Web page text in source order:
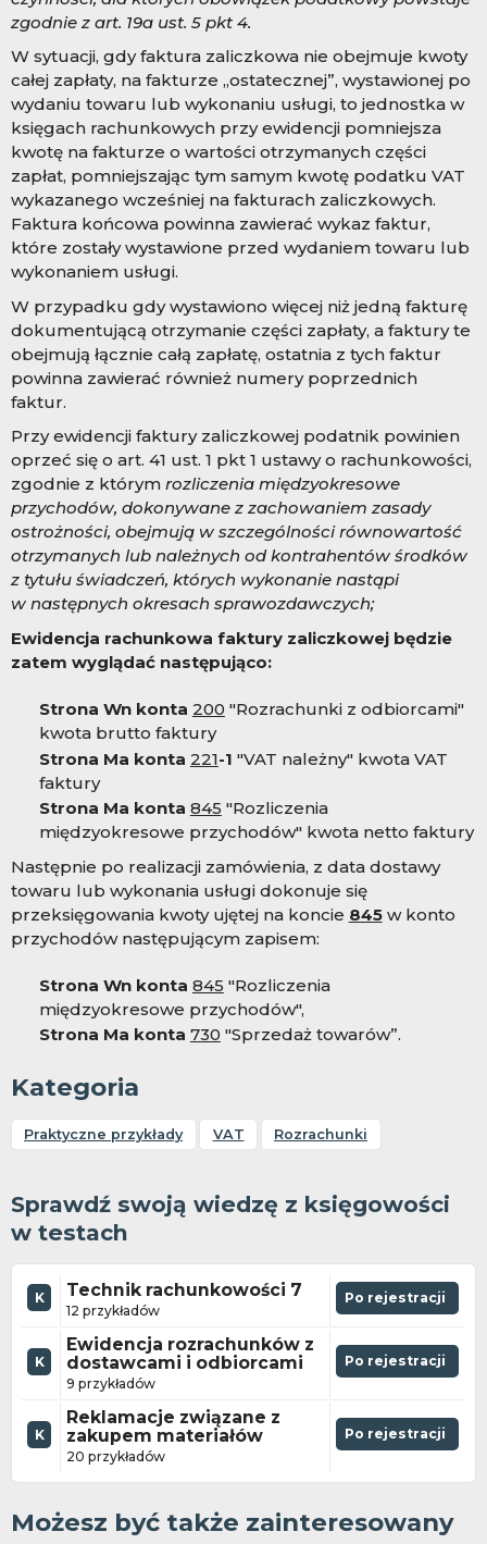
zgodnie z art. 19a ust. 5 pkt 4.
W sytuacji, gdy faktura zaliczkowa nie obejmuje kwoty
całej zapłaty, na fakturze „ostatecznej”, wystawionej po
wydaniu towaru lub wykonaniu usługi, to jednostka w
księgach rachunkowych przy ewidencji pomniejsza
kwotę na fakturze o wartości otrzymanych części
zapłat, pomniejszając tym samym kwotę podatku VAT
wykazanego wcześniej na fakturach zaliczkowych.
Faktura końcowa powinna zawierać wykaz faktur,
które zostały wystawione przed wydaniem towaru lub
wykonaniem usługi.
W przypadku gdy wystawiono więcej niż jedną fakturę
dokumentującą otrzymanie części zapłaty, a faktury te
obejmują łącznie całą zapłatę, ostatnia z tych faktur
powinna zawierać również numery poprzednich
faktur.
Przy ewidencji faktury zaliczkowej podatnik powinien
oprzeć się o art. 41 ust. 1 pkt 1 ustawy o rachunkowości,
zgodnie z którym rozliczenia międzyokresowe
przychodów, dokonywane z zachowaniem zasady
ostrożności, obejmują w szczególności równowartość
otrzymanych lub należnych od kontrahentów środków
z tytułu świadczeń, których wykonanie nastąpi
w następnych okresach sprawozdawczych;
Ewidencja rachunkowa faktury zaliczkowej będzie
zatem wyglądać następująco:
Strona Wn konta 200 "Rozrachunki z odbiorcami"
kwota brutto faktury
Strona Ma konta 221-1 "VAT należny" kwota VAT
faktury
Strona Ma konta 845 "Rozliczenia
międzyokresowe przychodów" kwota netto faktury
Następnie po realizacji zamówienia, z data dostawy
towaru lub wykonania usługi dokonuje się
przeksięgowania kwoty ujętej na koncie 845w konto
przychodów następującym zapisem:
Strona Wn konta 845 "Rozliczenia
międzyokresowe przychodów",
Strona Ma konta 730 "Sprzedaż towarów”.
Kategoria
Praktyczne przykłady VAT Rozrachunki
Sprawdź swoją wiedzę z księgowości
w testach
K Technik rachunkowości 7
12 przykładów
Po rejestracji
K
Ewidencja rozrachunków z
dostawcami i odbiorcami
9 przykładów
Po rejestracji
K
Reklamacje związane z
zakupem materiałów
20 przykładów
Po rejestracji
Możesz być także zainteresowany